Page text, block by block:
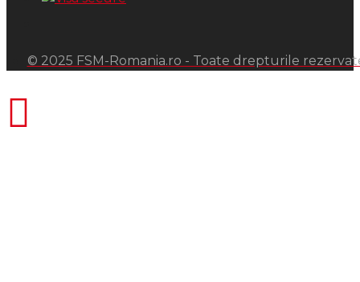
© 2025 FSM-Romania.ro - Toate drepturile